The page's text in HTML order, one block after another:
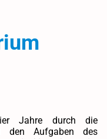
Jahre durch die
den Aufgaben des